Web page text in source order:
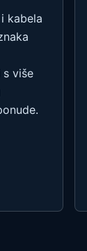
kabela
s više